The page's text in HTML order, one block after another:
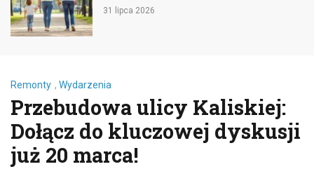
31 lipca 2026
Remonty , Wydarzenia
Przebudowa ulicy Kaliskiej:
Dołącz do kluczowej dyskusji
już 20 marca!